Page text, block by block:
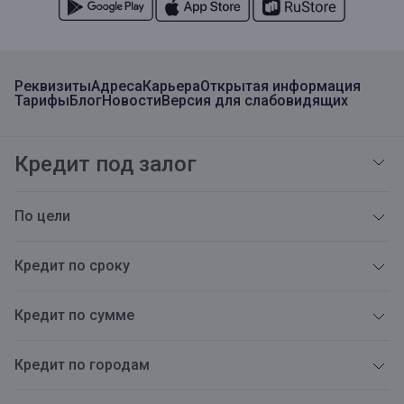
РеквизитыАдресаКарьераОткрытая информация
ТарифыБлогНовостиВерсия для слабовидящих
Кредит под залог
По цели
Кредит по сроку
Кредит по сумме
Кредит по городам